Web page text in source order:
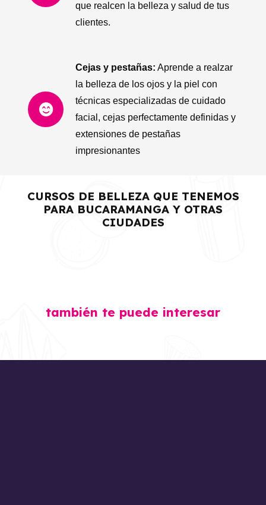
que realcen la belleza y salud de tus
clientes.
Cejas y pestañas: Aprende a realzar
la belleza de los ojos y la piel con
técnicas especializadas de cuidado
facial, cejas perfectamente definidas y
extensiones de pestañas
impresionantes
CURSOS DE BELLEZA QUE TENEMOS
PARA BUCARAMANGA Y OTRAS
CIUDADES
CURSOS DE MAQUILLAJE
también te puede interesar
CURSOS DE BARBERÍA
CURSOS DE CEJAS Y